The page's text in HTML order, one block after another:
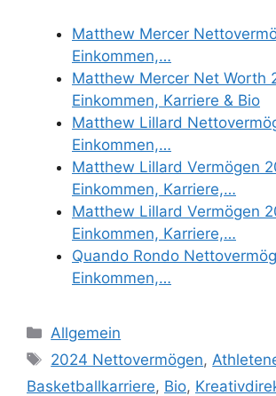
Matthew Mercer
Einkommen,…
Matthew Mercer Net Worth
Einkommen, Karriere & Bio
Matthew Lillard
Einkommen,…
Matthew Lillard Vermögen
Einkommen, Karriere,…
Matthew Lillard Vermögen
Einkommen, Karriere,…
Quando Rondo
Einkommen,…
Categories
Allgemein
Tags
2024 Nettovermögen,
Basketballkarriere, Bio,